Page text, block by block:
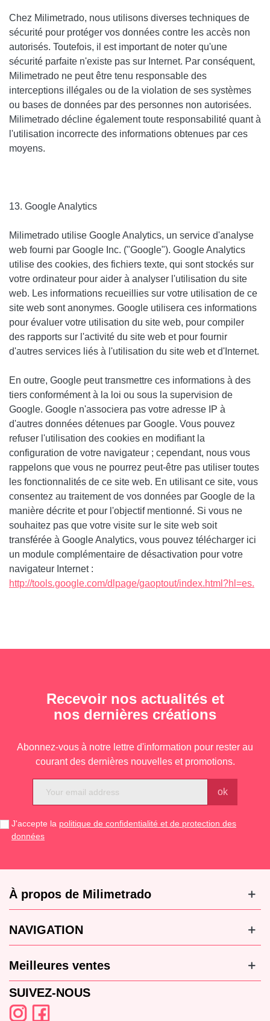
Chez Milimetrado, nous utilisons diverses techniques de
sécurité pour protéger vos données contre les accès non
autorisés. Toutefois, il est important de noter qu'une
sécurité parfaite n'existe pas sur Internet. Par conséquent,
Milimetrado ne peut être tenu responsable des
interceptions illégales ou de la violation de ses systèmes
ou bases de données par des personnes non autorisées.
Milimetrado décline également toute responsabilité quant à
l'utilisation incorrecte des informations obtenues par ces
moyens.
13. Google Analytics
Milimetrado utilise Google Analytics, un service d'analyse
web fourni par Google Inc. ("Google"). Google Analytics
utilise des cookies, des fichiers texte, qui sont stockés sur
votre ordinateur pour aider à analyser l'utilisation du site
web. Les informations recueillies sur votre utilisation de ce
site web sont anonymes. Google utilisera ces informations
pour évaluer votre utilisation du site web, pour compiler
des rapports sur l'activité du site web et pour fournir
d'autres services liés à l'utilisation du site web et d'Internet.
En outre, Google peut transmettre ces informations à des
tiers conformément à la loi ou sous la supervision de
Google. Google n'associera pas votre adresse IP à
d'autres données détenues par Google. Vous pouvez
refuser l'utilisation des cookies en modifiant la
configuration de votre navigateur ; cependant, nous vous
rappelons que vous ne pourrez peut-être pas utiliser toutes
les fonctionnalités de ce site web. En utilisant ce site, vous
consentez au traitement de vos données par Google de la
manière décrite et pour l'objectif mentionné. Si vous ne
souhaitez pas que votre visite sur le site web soit
transférée à Google Analytics, vous pouvez télécharger ici
un module complémentaire de désactivation pour votre
navigateur Internet :
http://tools.google.com/dlpage/gaoptout/index.html?hl=es.
Recevoir nos actualités et
nos dernières créations
Abonnez-vous à notre lettre d'information pour rester au
courant des dernières nouvelles et promotions.
J'accepte la politique de confidentialité et de protection des
données
À propos de Milimetrado
NAVIGATION
Meilleures ventes
SUIVEZ-NOUS